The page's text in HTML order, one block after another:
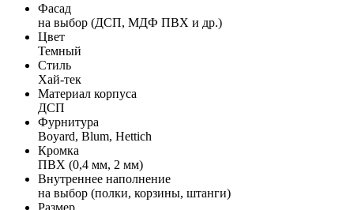
Фасад
на выбор (ДСП, МДФ ПВХ и др.)
Цвет
Темный
Стиль
Хай-тек
Материал корпуса
ДСП
Фурнитура
Boyard, Blum, Hettich
Кромка
ПВХ (0,4 мм, 2 мм)
Внутреннее наполнение
на выбор (полки, корзины, штанги)
Размер